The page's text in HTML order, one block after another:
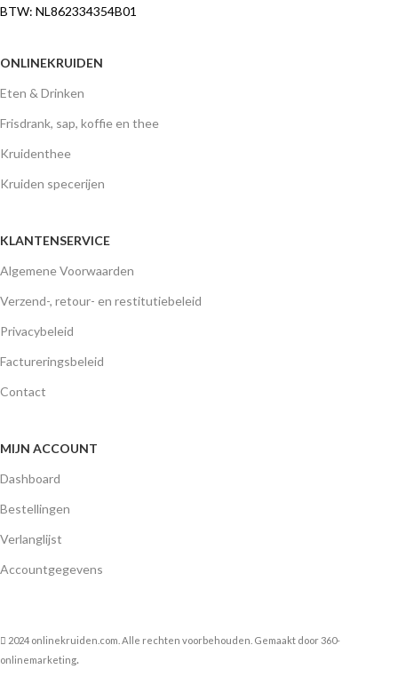
BTW: NL862334354B01
ONLINEKRUIDEN
Eten & Drinken
Frisdrank, sap, koffie en thee
Kruidenthee
Kruiden specerijen
KLANTENSERVICE
Algemene Voorwaarden
Verzend-, retour- en restitutiebeleid
Privacybeleid
Factureringsbeleid
Contact
MIJN ACCOUNT
Dashboard
Bestellingen
Verlanglijst
Accountgegevens
2024 onlinekruiden.com. Alle rechten voorbehouden. Gemaakt door360-
onlinemarketing.